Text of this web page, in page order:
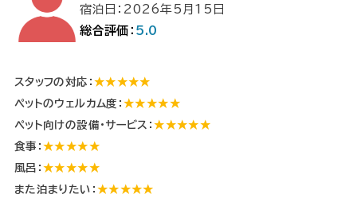
宿泊日：2026年5月15日
総合評価： 5.0
スタッフの対応： ★★★★★
ペットのウェルカム度：★★★★★
ペット向けの設備・サービス：★★★★★
食事：★★★★★
風呂：★★★★★
また泊まりたい： ★★★★★